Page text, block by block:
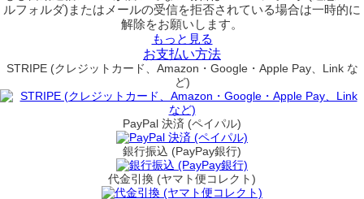
ルフォルダ)またはメールの受信を拒否されている場合は一時的に
解除をお願いします。
もっと見る
お支払い方法
STRIPE (クレジットカード、Amazon・Google・Apple Pay、Link な
ど)
PayPal 決済 (ペイパル)
銀行振込 (PayPay銀行)
代金引換 (ヤマト便コレクト)